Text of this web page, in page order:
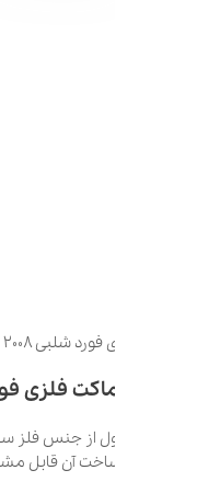
فلزی فورد شلبی 2008
از جنس فلز ساخته شده و
قابل مشاهده است. این ماکت طبق ماشین فورد